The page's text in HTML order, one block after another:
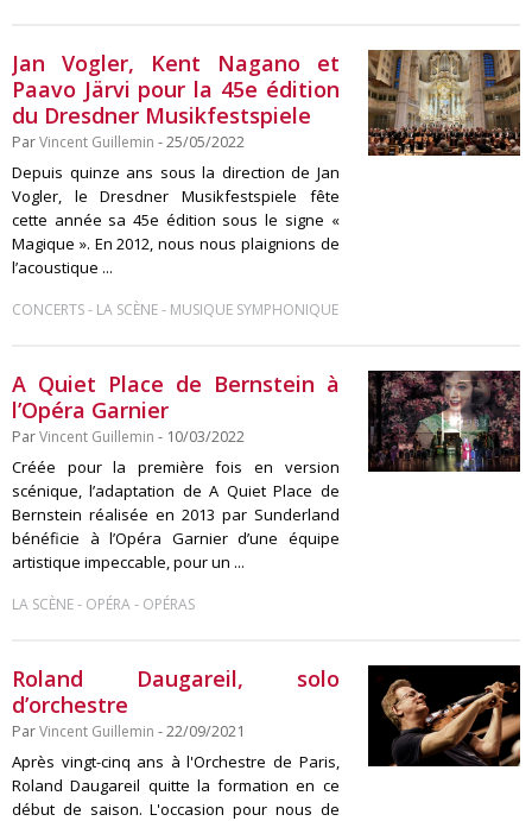
Jan Vogler, Kent Nagano et
Paavo Järvi pour la 45e édition
du Dresdner Musikfestspiele
ParVincent Guillemin - 25/05/2022
Depuis quinze ans sous la direction de Jan
Vogler, le Dresdner Musikfestspiele fête
cette année sa 45e édition sous le signe «
Magique ». En 2012, nous nous plaignions de
l’acoustique ...
CONCERTS- LA SCÈNE- MUSIQUE SYMPHONIQUE
A Quiet Place de Bernstein à
l’Opéra Garnier
ParVincent Guillemin - 10/03/2022
Créée pour la première fois en version
scénique, l’adaptation de A Quiet Place de
Bernstein réalisée en 2013 par Sunderland
bénéficie à l’Opéra Garnier d’une équipe
artistique impeccable, pour un ...
LA SCÈNE- OPÉRA- OPÉRAS
Roland Daugareil, solo
d’orchestre
ParVincent Guillemin - 22/09/2021
Après vingt-cinq ans à l'Orchestre de Paris,
Roland Daugareil quitte la formation en ce
début de saison. L'occasion pour nous de